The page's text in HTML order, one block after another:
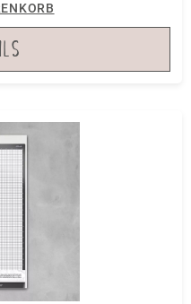
überein, so dass
Präzision schneiden
Plotter sowie auch im